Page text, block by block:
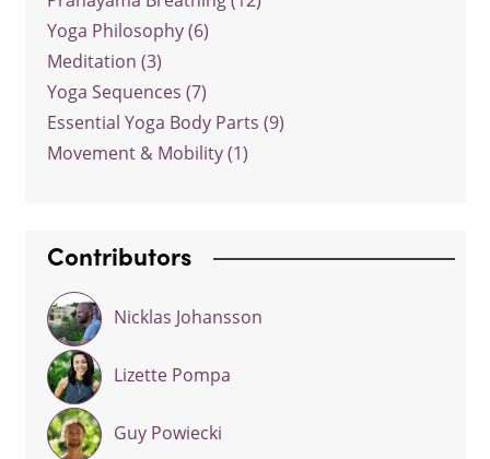
Yoga Philosophy (6)
Meditation (3)
Yoga Sequences (7)
Essential Yoga Body Parts (9)
Movement & Mobility (1)
Contributors
Nicklas Johansson
Lizette Pompa
Guy Powiecki